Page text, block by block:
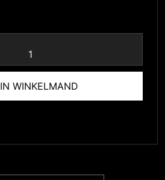
IN WINKELMAND